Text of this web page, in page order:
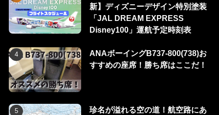
新】ディズニーデザイン特別塗装
「JAL DREAM EXPRESS
Disney100」運航予定時刻表
ANAボーイングB737-800(738)お
すすめの座席！勝ち席はここだ！
珍名が溢れる空の道！航空路にあ